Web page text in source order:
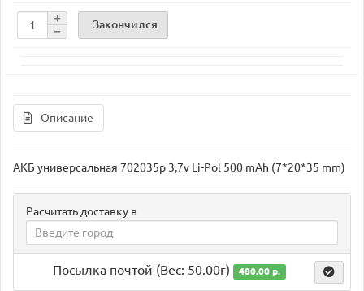
Закончился
Описание
АКБ универсальная 702035p 3,7v Li-Pol 500 mAh (7*20*35 mm)
Расчитать доставку в
Посылка почтой (Вес: 50.00г) 480.00 р.